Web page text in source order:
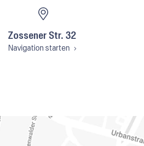
Zossener Str. 32
Navigation starten